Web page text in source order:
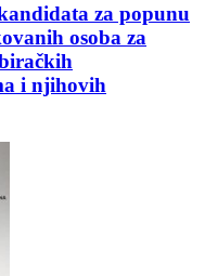
za popunu
osoba za
i njihovih